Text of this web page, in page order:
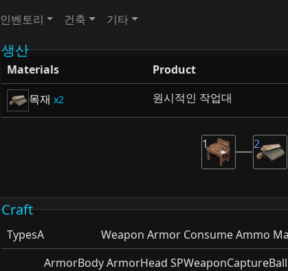
인벤토리 건축 기타
생산
Materials Product
목재
2 원시적인 작업대
2
1
Craft
TypesA Weapon Armor Consume Ammo
ArmorBody ArmorHead